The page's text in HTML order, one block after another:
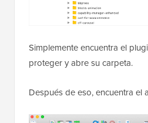
Simplemente encuentra el
proteger y abre su carpeta.
Después de eso, encuentra el